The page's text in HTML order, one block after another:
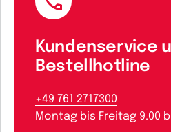
Kundenservice
Bestellhotline
+49 761 2717300
Montag bis Freitag 9.00